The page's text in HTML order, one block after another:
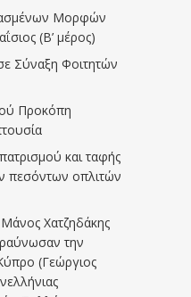
Μορφών
(Β’ μέρος)
Σύναξη Φοιτητών
Προκόπη
και ταφής
πεσόντων οπλιτών
Χατζηδάκης
την
(Γεώργιος